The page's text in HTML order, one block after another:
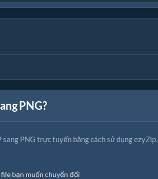
PNG?
PNG trực tuyến bằng cách sử dụng ezyZip.
bạn muốn chuyển đổi